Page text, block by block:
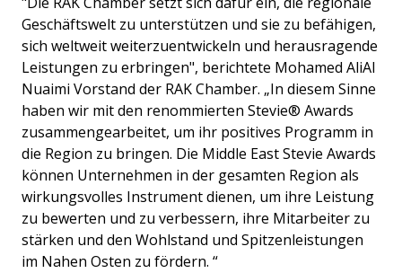
Geschäftswelt zu unterstützen und sie zu befähigen,
sich weltweit weiterzuentwickeln und herausragende
Leistungen zu erbringen", berichtete Mohamed AliAl
Nuaimi Vorstand der RAK Chamber. „In diesem Sinne
haben wir mit den renommierten Stevie® Awards
zusammengearbeitet, um ihr positives Programm in
die Region zu bringen. Die Middle East Stevie Awards
können Unternehmen in der gesamten Region als
wirkungsvolles Instrument dienen, um ihre Leistung
zu bewerten und zu verbessern, ihre Mitarbeiter zu
stärken und den Wohlstand und Spitzenleistungen
im Nahen Osten zu fördern. “